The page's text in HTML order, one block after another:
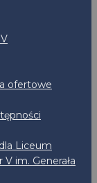
ofertowe
Liceum
im. Generała